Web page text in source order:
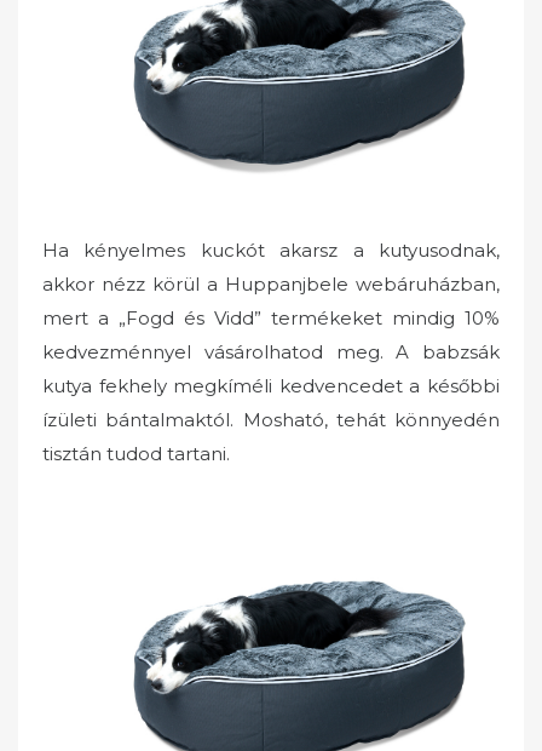
o
n
Ha kényelmes kuckót akarsz a kutyusodnak,
akkor nézz körül a Huppanjbele webáruházban,
mert a „Fogd és Vidd” termékeket mindig 10%
kedvezménnyel vásárolhatod meg. A babzsák
kutya fekhely megkíméli kedvencedet a későbbi
ízületi bántalmaktól. Mosható, tehát könnyedén
tisztán tudod tartani.